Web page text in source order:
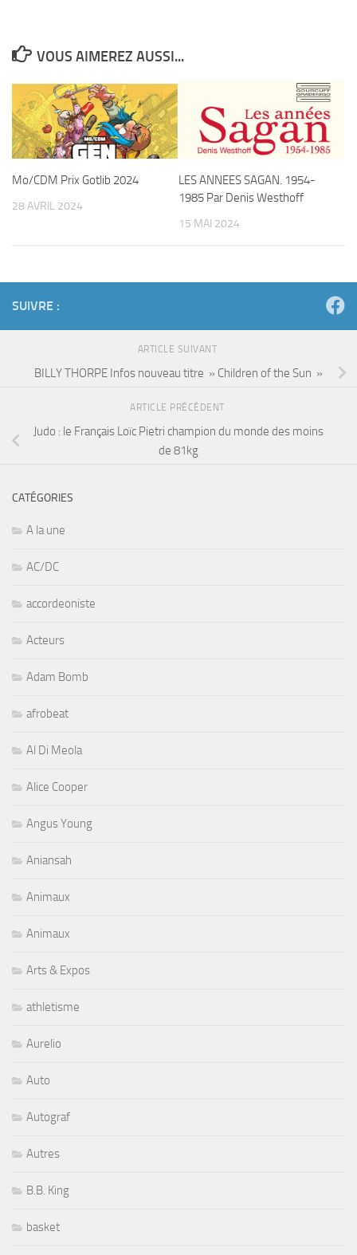
VOUS AIMEREZ AUSSI...
Mo/CDM Prix Gotlib 2024
28 AVRIL 2024
LES ANNEES SAGAN. 1954-
1985 Par Denis Westhoff
15 MAI 2024
SUIVRE :
ARTICLE SUIVANT
BILLY THORPE Infos nouveau titre » Children of the Sun »
ARTICLE PRÉCÉDENT
Judo : le Français Loïc Pietri champion du monde des moins
de 81kg
CATÉGORIES
A la une
AC/DC
accordeoniste
Acteurs
Adam Bomb
afrobeat
Al Di Meola
Alice Cooper
Angus Young
Aniansah
Animaux
Animaux
Arts & Expos
athletisme
Aurelio
Auto
Autograf
Autres
B.B. King
basket